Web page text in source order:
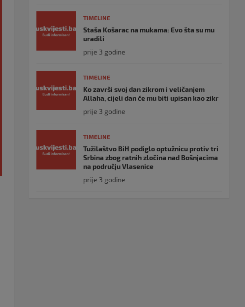
TIMELINE
Staša Košarac na mukama: Evo šta su mu
uradili
prije 3 godine
TIMELINE
Ko završi svoj dan zikrom i veličanjem
Allaha, cijeli dan će mu biti upisan kao zikr
prije 3 godine
TIMELINE
Tužilaštvo BiH podiglo optužnicu protiv tri
Srbina zbog ratnih zločina nad Bošnjacima
na području Vlasenice
prije 3 godine